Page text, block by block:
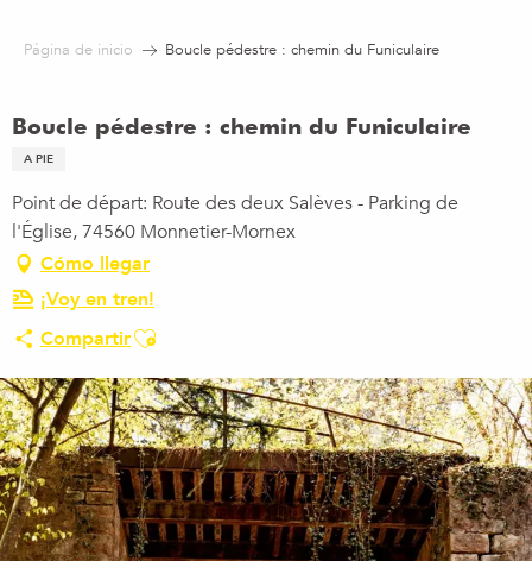
Página de inicio Boucle pédestre : chemin du Funiculaire
Boucle pédestre : chemin du Funiculaire
A PIE
Point de départ: Route des deux Salèves - Parking de
l'Église, 74560 Monnetier-Mornex
Cómo llegar
¡Voy en tren!
CompartirAjouter aux favoris